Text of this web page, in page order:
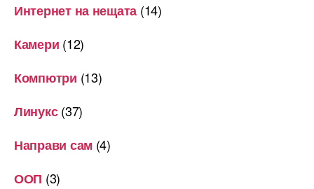
Интернет на нещата (14)
Камери (12)
Компютри (13)
Линукс(37)
Направи сам (4)
ООП (3)